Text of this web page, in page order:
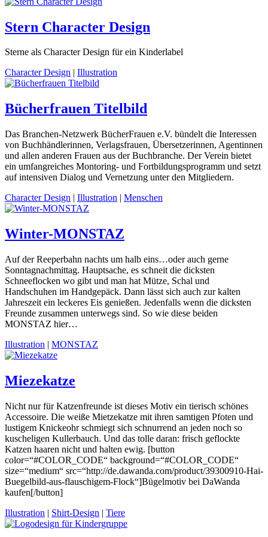
Stern Character Design
Sterne als Character Design für ein Kinderlabel
Character Design | Illustration
Bücherfrauen Titelbild
Das Branchen-Netzwerk BücherFrauen e.V. bündelt die Interessen
von Buchhändlerinnen, Verlagsfrauen, Übersetzerinnen, Agentinnen
und allen anderen Frauen aus der Buchbranche. Der Verein bietet
ein umfangreiches Montoring- und Fortbildungsprogramm und setzt
auf intensiven Dialog und Vernetzung unter den Mitgliedern.
Character Design | Illustration | Menschen
Winter-MONSTAZ
Auf der Reeperbahn nachts um halb eins…oder auch gerne
Sonntagnachmittag. Hauptsache, es schneit die dicksten
Schneeflocken wo gibt und man hat Mütze, Schal und
Handschuhen im Handgepäck. Dann lässt sich auch zur kalten
Jahreszeit ein leckeres Eis genießen. Jedenfalls wenn die dicksten
Freunde zusammen unterwegs sind. So wie diese beiden
MONSTAZ hier…
Illustration | MONSTAZ
Miezekatze
Nicht nur für Katzenfreunde ist dieses Motiv ein tierisch schönes
Accessoire. Die weiße Mietzekatze mit ihren samtigen Pfoten und
lustigem Knickeohr schmiegt sich schnurrend an jeden noch so
kuscheligen Kullerbauch. Und das tolle daran: frisch geflockte
Katzen haaren nicht und halten ewig. [button
color=“#COLOR_CODE“ background=“#COLOR_CODE“
size=“medium“ src=“http://de.dawanda.com/product/39300910-Hai-
Buegelbild-aus-flauschigem-Flock“]Bügelmotiv bei DaWanda
kaufen[/button]
Illustration | Shirt-Design | Tiere